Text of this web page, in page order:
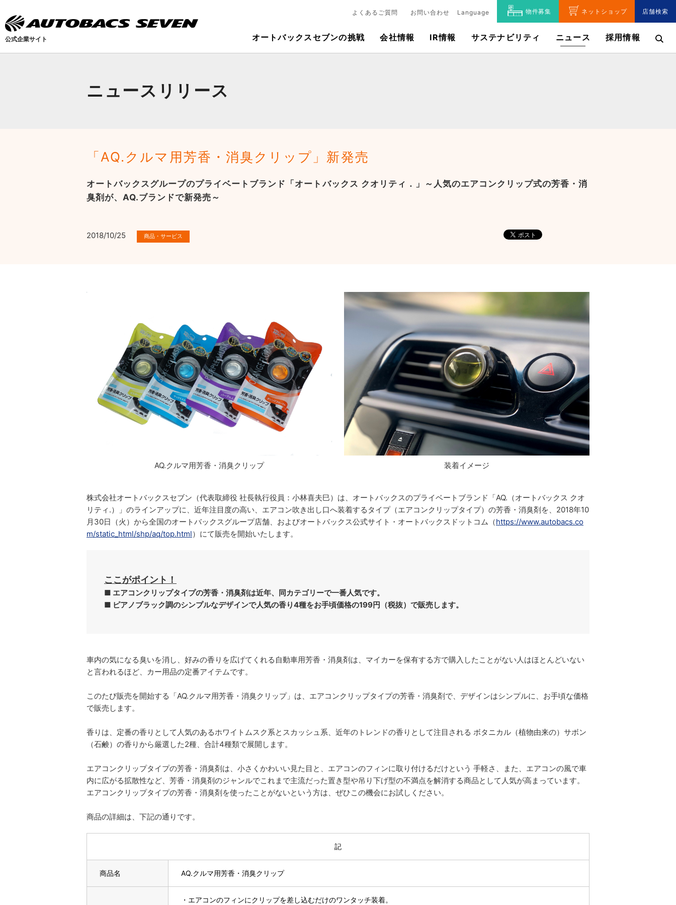
ニュースリリース
「AQ.クルマ用芳香・消臭クリップ」新発売
オートバックスグループのプライベートブランド「オートバックス クオリティ．」～人気のエアコンクリップ式の芳香・消
臭剤が、AQ.ブランドで新発売～
2018/10/25
AQ.クルマ用芳香・消臭クリップ 装着イメージ
株式会社オートバックスセブン（代表取締役 社長執行役員：小林喜夫巳）は、オートバックスのプライベートブランド「AQ.（オートバックス クオ
リティ.）」のラインアップに、近年注目度の高い、エアコン吹き出し口へ装着するタイプ（エアコンクリップタイプ）の芳香・消臭剤を、2018年10
月30日（火）から全国のオートバックスグループ店舗、およびオートバックス公式サイト・オートバックスドットコム（https://www.autobacs.co
m/static_html/shp/aq/top.html）にて販売を開始いたします。
ここがポイント！
■ エアコンクリップタイプの芳香・消臭剤は近年、同カテゴリーで一番人気です。
■ ピアノブラック調のシンプルなデザインで人気の香り4種をお手頃価格の199円（税抜）で販売します。
車内の気になる臭いを消し、好みの香りを広げてくれる自動車用芳香・消臭剤は、マイカーを保有する方で購入したことがない人はほとんどいない
と言われるほど、カー用品の定番アイテムです。
このたび販売を開始する「AQ.クルマ用芳香・消臭クリップ」は、エアコンクリップタイプの芳香・消臭剤で、デザインはシンプルに、お手頃な価格
で販売します。
香りは、定番の香りとして人気のあるホワイトムスク系とスカッシュ系、近年のトレンドの香りとして注目される ボタニカル（植物由来の）サボン
（石鹸）の香りから厳選した2種、合計4種類で展開します。
エアコンクリップタイプの芳香・消臭剤は、小さくかわいい見た目と、エアコンのフィンに取り付けるだけという 手軽さ、また、エアコンの風で車
内に広がる拡散性など、芳香・消臭剤のジャンルでこれまで主流だった置き型や吊り下げ型の不満点を解消する商品として人気が高まっています。
エアコンクリップタイプの芳香・消臭剤を使ったことがないという方は、ぜひこの機会にお試しください。
商品の詳細は、下記の通りです。
記
商品名 AQ.クルマ用芳香・消臭クリップ
・エアコンのフィンにクリップを差し込むだけのワンタッチ装着。
公式企業サイト
よくあるご質問 お問い合わせ Language 物件募集 ネットショップ 店舗検索
オートバックスセブンの挑戦 会社情報 IR情報 サステナビリティ ニュース 採用情報